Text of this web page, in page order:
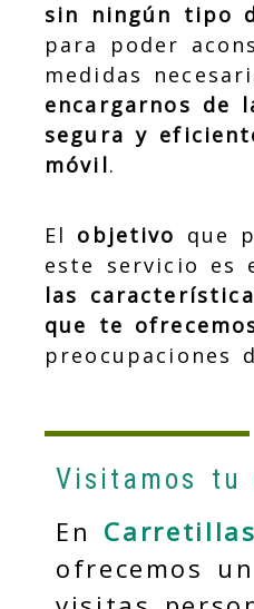
sin ningún tipo
para poder
medidas
encargarnos de
segura y
móvil.
El objetivo que
este servicio es
las
que te
preocupaciones
Visitamos tu
En
ofrecemos